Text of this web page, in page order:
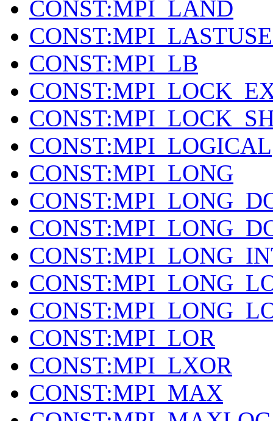
CONST:MPI_LAND
CONST:MPI_LB
CONST:MPI_LOGICAL
CONST:MPI_LONG
CONST:MPI_LOR
CONST:MPI_LXOR
CONST:MPI_MAX